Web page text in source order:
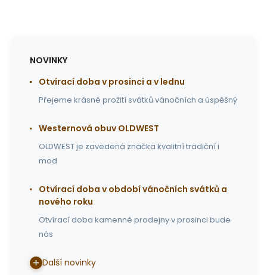
NOVINKY
Otvírací doba v prosinci a v lednu
Přejeme krásné prožití svátků vánočních a úspěšný
Westernová obuv OLDWEST
OLDWEST je zavedená značka kvalitní tradiční i
mod
Otvírací doba v období vánočních svátků a
nového roku
Otvírací doba kamenné prodejny v prosinci bude
nás
Další novinky